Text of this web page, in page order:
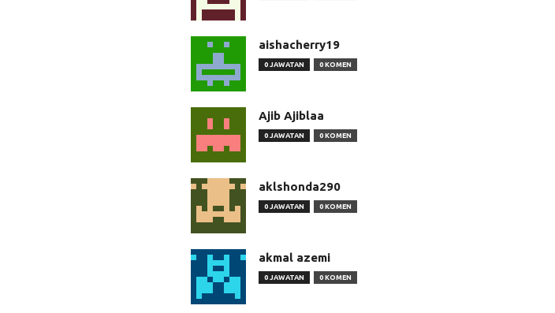
aishacherry19
0 JAWATAN 0 KOMEN
Ajib Ajiblaa
0 JAWATAN 0 KOMEN
aklshonda290
0 JAWATAN 0 KOMEN
akmal azemi
0 JAWATAN 0 KOMEN